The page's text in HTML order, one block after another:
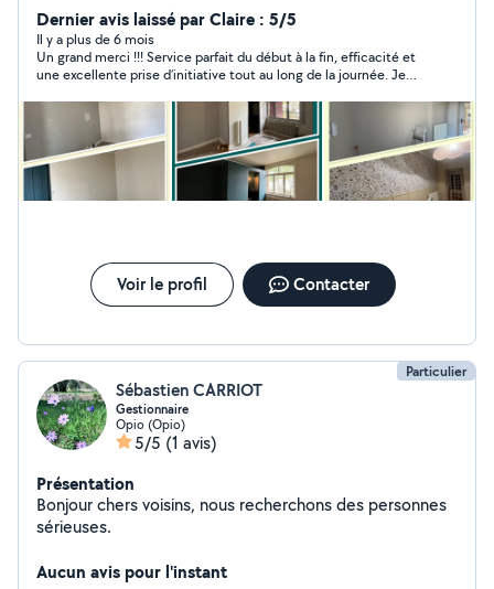
répondrai .
Dernier avis laissé par Claire : 5/5
Il y a plus de 6 mois
Un grand merci !!! Service parfait du début à la fin, efficacité et
une excellente prise d’initiative tout au long de la journée. Je
et des amis. Tu as largement contribué à la réussite de
l’événement. Je recommande les yeux fermés et je garde
précieusement le contact pour de futures occasions !
Voir le profil Contacter
Particulier
Sébastien CARRIOT
Gestionnaire
Opio (Opio)
5/5 (1 avis)
Présentation
Bonjour chers voisins, nous recherchons des personnes
sérieuses.
Aucun avis pour l'instant